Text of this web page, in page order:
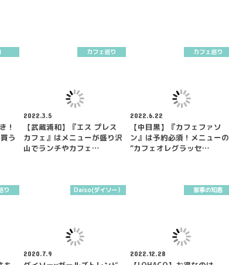
！
う
カフェ巡り
2022.3.5
【武蔵浦和】『エス プレス
カフェ』はメニューが盛り沢
山でランチやカフェ…
カフェ巡り
2022.6.22
【中目黒】『カフェファソ
ン』は予約必須！メニューの
“カフェオレグラッセ…
り Daiso(ダイソー）
2020.7.9
家事の知恵
2022.12.28